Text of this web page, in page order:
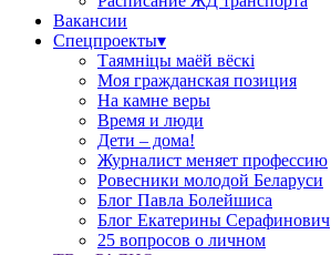
Вакансии
Спецпроекты▾
Таямніцы маёй вёскі
Моя гражданская позиция
На камне веры
Время и люди
Дети – дома!
Журналист меняет профессию
Ровесники молодой Беларуси
Блог Павла Болейшиса
Блог Екатерины Серафинович
25 вопросов о личном